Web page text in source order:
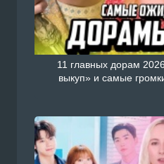
11 главных дорам
выкуп» и самые